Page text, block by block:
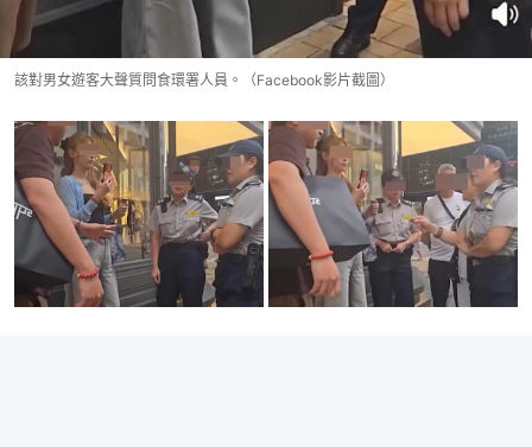
該對男女遊客大聲質問食環署人員。（Facebook影片截圖）